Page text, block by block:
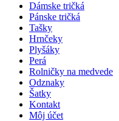
Dámske tričká
Pánske tričká
Tašky
Hrnčeky
Plyšáky
Perá
Rolničky na medvede
Odznaky
Šatky
Kontakt
Môj účet